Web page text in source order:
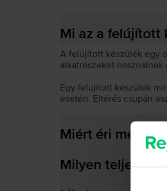
Mi az a felújított
A felújított készülék egy
alkatrészeket használnak
Egy felújított készülék
esetén. Eltérés csupán
Miért éri meg
Milyen